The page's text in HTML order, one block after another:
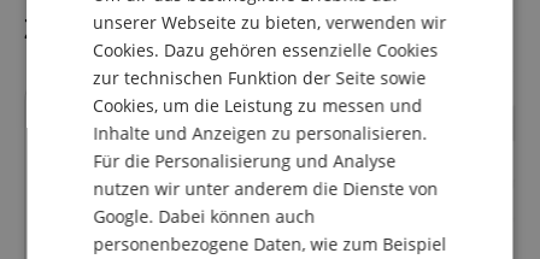
Zubehör
bis23.08.2026 passt genau passt genau
FRENCH
SPANISH
unserer Webseite zu bieten, verwenden wir
Cookies. Dazu gehören essenzielle Cookies
zur technischen Funktion der Seite sowie
Cookies, um die Leistung zu messen und
Inhalte und Anzeigen zu personalisieren.
Für die Personalisierung und Analyse
nutzen wir unter anderem die Dienste von
Google. Dabei können auch
personenbezogene Daten, wie zum Beispiel